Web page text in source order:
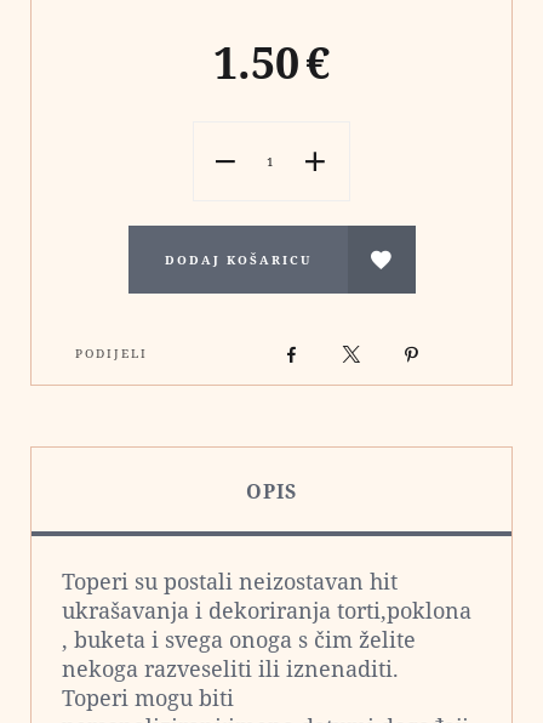
€
1.50
DODAJ KOŠARICU
PODIJELI Facebook
OPIS
Toperi su postali neizostavan hit
ukrašavanja i dekoriranja torti,poklona
, buketa i svega onoga s čim želite
nekoga razveseliti ili iznenaditi.
Toperi mogu biti